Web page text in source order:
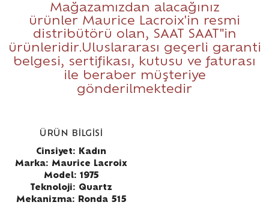
Mağazamızdan alacağınız
ürünler Maurice Lacroix'in resmi
distribütörü olan, SAAT SAAT "in
ürünleridir.Uluslararası geçerli garanti
belgesi, sertifikası, kutusu ve faturası
ile beraber müşteriye
gönderilmektedir
ÜRÜN BİLGİSİ
Cinsiyet: Kadın
Marka: Maurice Lacroix
Model: 1975
Teknoloji: Quartz
Mekanizma: Ronda 515